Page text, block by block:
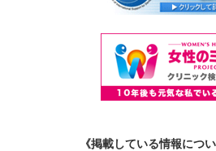
《掲載している情報につ